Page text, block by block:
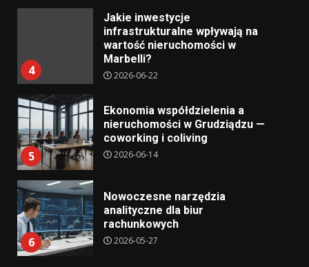
4
Jakie inwestycje
infrastrukturalne wpływają na
wartość nieruchomości w
Marbelli?
2026-06-22
5
Ekonomia współdzielenia a
nieruchomości w Grudziądzu —
coworking i coliving
2026-06-14
6
Nowoczesne narzędzia
analityczne dla biur
rachunkowych
2026-05-27